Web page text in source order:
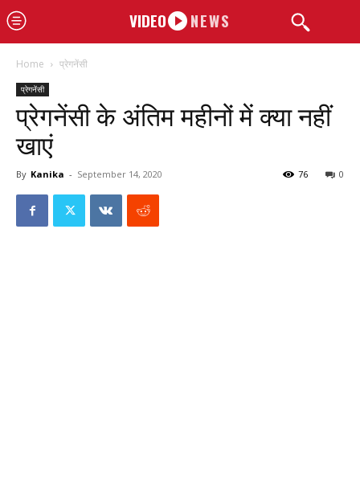
VIDEO NEWS
Home प्रेगनेंसी
प्रेगनेंसी
प्रेगनेंसी के अंतिम महीनों में क्या नहीं
खाएं
By Kanika - September 14, 2020 0
76